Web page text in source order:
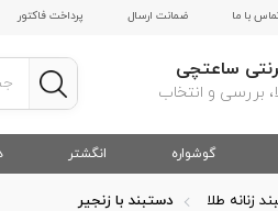
با ما ضمانت ارسال پرداخت فاکتور
ساعتچی
بررسی و انتخاب
گوشواره انگشتر
زنانه طلا دستبند با زنجیر